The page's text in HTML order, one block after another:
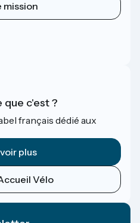
mission
que c'est ?
français dédié aux
plus
Vélo